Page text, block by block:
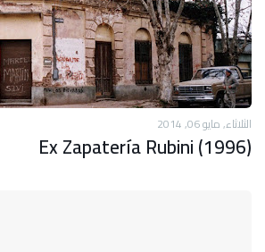
الثلاثاء, مايو 06, 2014
Ex Zapatería Rubini (1996)